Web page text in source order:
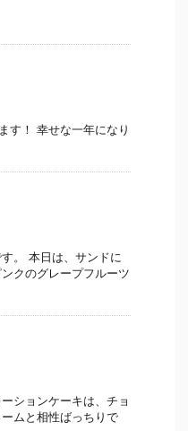
す！ 幸せな一年になり
。 本日は、サンドに
クのグレープフルーツ
ションケーキは、チョ
ムと相性ばっちりで